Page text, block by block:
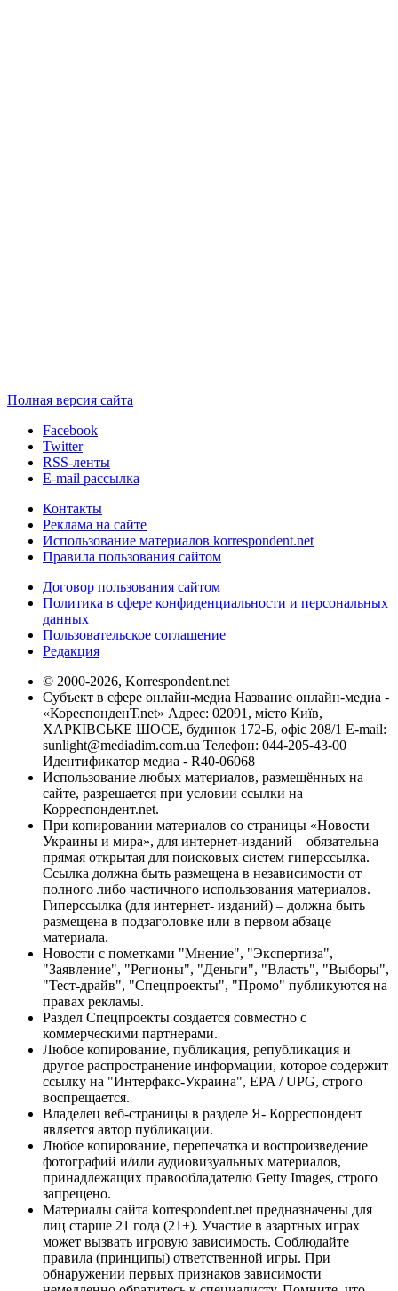
Полная версия сайта
Facebook
Twitter
RSS-ленты
E-mail рассылка
Контакты
Реклама на сайте
Использование материалов korrespondent.net
Правила пользования сайтом
Договор пользования сайтом
Политика в сфере конфиденциальности и персональных
данных
Пользовательское соглашение
Редакция
© 2000-2026, Korrespondent.net
Субъект в сфере онлайн-медиа Название онлайн-медиа -
«КореспонденТ.net» Адрес: 02091, місто Київ,
ХАРКІВСЬКЕ ШОСЕ, будинок 172-Б, офіс 208/1 E-mail:
sunlight@mediadim.com.ua Телефон: 044-205-43-00
Идентификатор медиа - R40-06068
Использование любых материалов, размещённых на
сайте, разрешается при условии ссылки на
Корреспондент.net.
При копировании материалов со страницы «Новости
Украины и мира», для интернет-изданий – обязательна
прямая открытая для поисковых систем гиперссылка.
Ссылка должна быть размещена в независимости от
полного либо частичного использования материалов.
Гиперссылка (для интернет- изданий) – должна быть
размещена в подзаголовке или в первом абзаце
материала.
Новости с пометками "Мнение", "Экспертиза",
"Заявление", "Регионы", "Деньги", "Власть", "Выборы",
"Тест-драйв", "Спецпроекты", "Промо" публикуются на
правах рекламы.
Раздел Спецпроекты создается совместно с
коммерческими партнерами.
Любое копирование, публикация, републикация и
другое распространение информации, которое содержит
ссылку на "Интерфакс-Украина", EPA / UPG, строго
воспрещается.
Владелец веб-страницы в разделе Я- Корреспондент
является автор публикации.
Любое копирование, перепечатка и воспроизведение
фотографий и/или аудиовизуальных материалов,
принадлежащих правообладателю Getty Images, строго
запрещено.
Материалы сайта korrespondent.net предназначены для
лиц старше 21 года (21+). Участие в азартных играх
может вызвать игровую зависимость. Соблюдайте
правила (принципы) ответственной игры. При
обнаружении первых признаков зависимости